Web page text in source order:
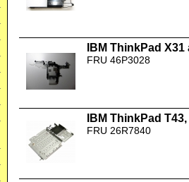
IBM ThinkPad
FRU 46P3028
IBM ThinkPad
FRU 26R7840